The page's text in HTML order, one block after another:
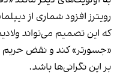
رویترز افزود شماری از
که این تصمیم می‌تواند
«جسورتر» کند و نقض حریم
بر این نگرانی‌ها باشد.